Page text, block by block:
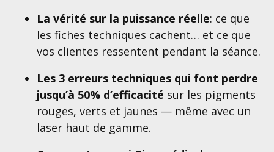
La vérité sur la puissance réelle: ce que
les fiches techniques cachent… et ce que
vos clientes ressentent pendant la séance.
Les 3 erreurs techniques qui font perdre
jusqu’à 50% d’efficacité sur les pigments
rouges, verts et jaunes — même avec un
laser haut de gamme.